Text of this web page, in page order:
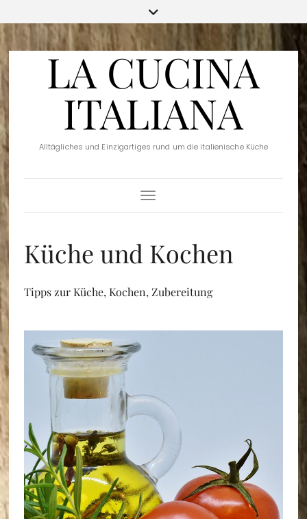
LA CUCINA
ITALIANA
Alltägliches und Einzigartiges rund um die italienische Küche
Toggle Navigation
Küche und Kochen
Tipps zur Küche, Kochen, Zubereitung